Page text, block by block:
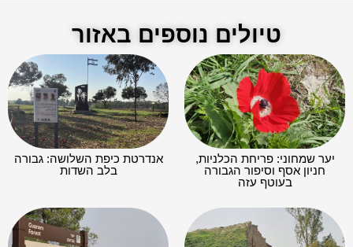
טיולים נוספים באזור
יער שמחוני: פריחת הכלניות,
חניון אסף וסיפור הגבורה
בעוטף עזה
אנדרטת כיפת השלושה: גבורה
בלב השדות